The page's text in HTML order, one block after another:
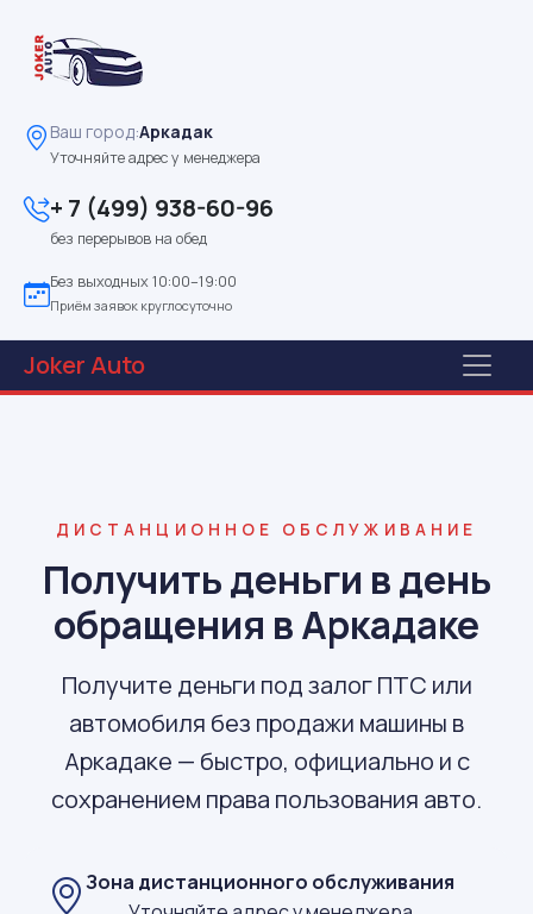
Ваш город:Аркадак
Уточняйте адрес у менеджера
+ 7 (499) 938-60-96
без перерывов на обед
Без выходных 10:00–19:00
Приём заявок круглосуточно
JokerAuto
ДИСТАНЦИОННОЕ ОБСЛУЖИВАНИЕ
Получить деньги в день
обращения в Аркадаке
Получите деньги под залог ПТС или
автомобиля без продажи машины в
Аркадаке — быстро, официально и с
сохранением права пользования авто.
Зона дистанционного обслуживания